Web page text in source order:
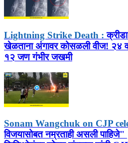
Lightning Strike Death :
खेळताना अंगावर कोसळली वीज! २४
१२ जण गंभीर जखमी
Sonam Wangchuk on CJP
विजयासोबत नम्रताही असली पाहिजे" ;